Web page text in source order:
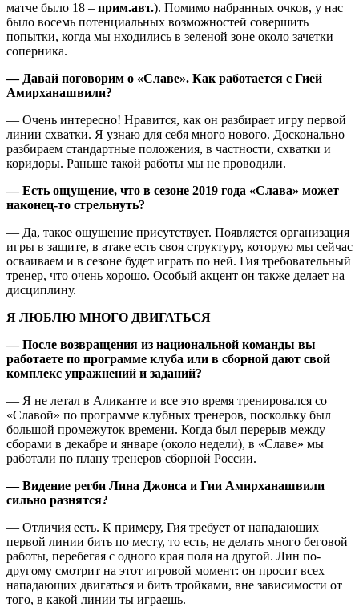
матче было 18 – прим.авт.). Помимо набранных очков, у нас
было восемь потенциальных возможностей совершить
попытки, когда мы нходились в зеленой зоне около зачетки
соперника.
— Давай поговорим о «Славе». Как работается с Гией
Амирханашвили?
— Очень интересно! Нравится, как он разбирает игру первой
линии схватки. Я узнаю для себя много нового. Досконально
разбираем стандартные положения, в частности, схватки и
коридоры. Раньше такой работы мы не проводили.
— Есть ощущение, что в сезоне 2019 года «Слава» может
наконец-то стрельнуть?
— Да, такое ощущение присутствует. Появляется организация
игры в защите, в атаке есть своя структуру, которую мы сейчас
осваиваем и в сезоне будет играть по ней. Гия требовательный
тренер, что очень хорошо. Особый акцент он также делает на
дисциплину.
Я ЛЮБЛЮ МНОГО ДВИГАТЬСЯ
— После возвращения из национальной команды вы
работаете по программе клуба или в сборной дают свой
комплекс упражнений и заданий?
— Я не летал в Аликанте и все это время тренировался со
«Славой» по программе клубных тренеров, поскольку был
большой промежуток времени. Когда был перерыв между
сборами в декабре и январе (около недели), в «Славе» мы
работали по плану тренеров сборной России.
— Видение регби Лина Джонса и Гии Амирханашвили
сильно разнятся?
— Отличия есть. К примеру, Гия требует от нападающих
первой линии бить по месту, то есть, не делать много беговой
работы, перебегая с одного края поля на другой. Лин по-
другому смотрит на этот игровой момент: он просит всех
нападающих двигаться и бить тройками, вне зависимости от
того, в какой линии ты играешь.